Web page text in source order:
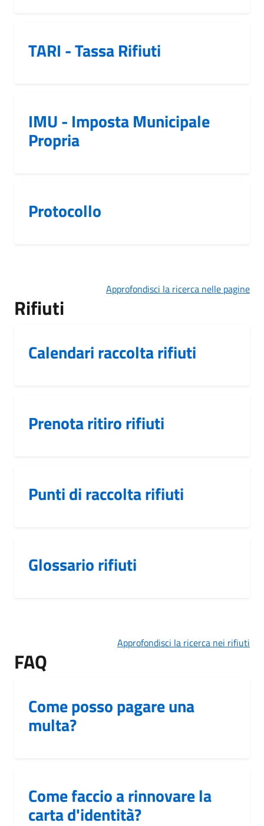
TARI - Tassa Rifiuti
IMU - Imposta Municipale
Propria
Protocollo
Approfondisci la ricerca nelle pagine
Rifiuti
Calendari raccolta rifiuti
Prenota ritiro rifiuti
Punti di raccolta rifiuti
Glossario rifiuti
Approfondisci la ricerca nei rifiuti
FAQ
Come posso pagare una
multa?
Come faccio a rinnovare la
carta d'identità?